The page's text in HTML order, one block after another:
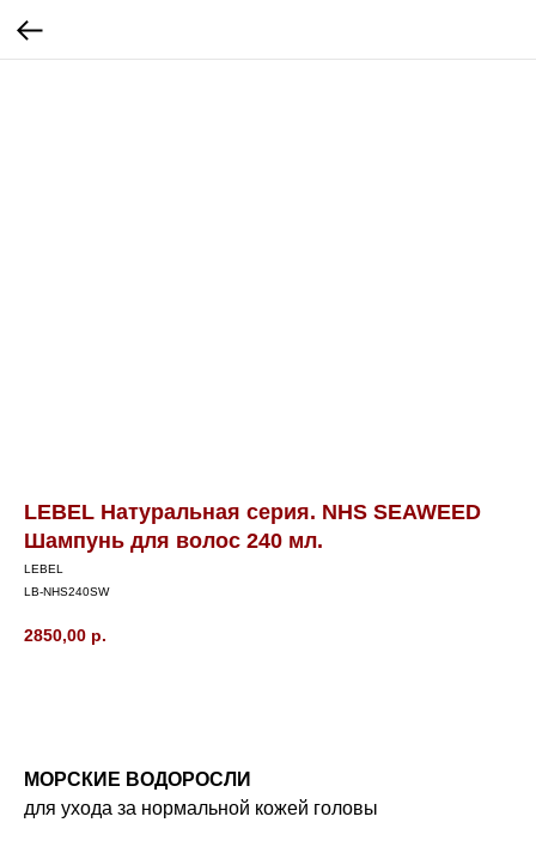
LEBEL Натуральная серия. NHS SEAWEED
Шампунь для волос 240 мл.
LEBEL
LB-NHS240SW
2850,00 р.
МОРСКИЕ ВОДОРОСЛИ
для ухода за нормальной кожей головы